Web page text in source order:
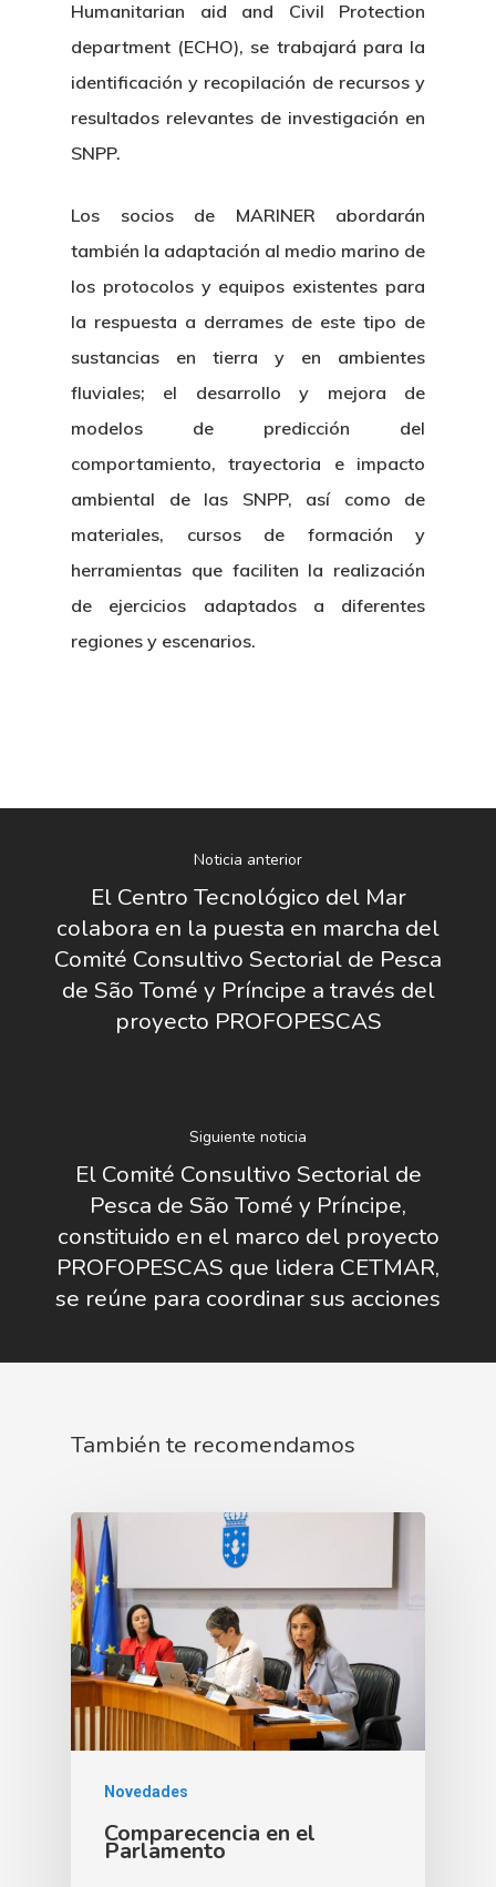
Humanitarian aid and Civil Protection
department (ECHO), se trabajará para la
identificación y recopilación de recursos y
resultados relevantes de investigación en
SNPP.
Los socios de MARINER abordarán
también la adaptación al medio marino de
los protocolos y equipos existentes para
la respuesta a derrames de este tipo de
sustancias en tierra y en ambientes
fluviales; el desarrollo y mejora de
modelos de predicción del
comportamiento, trayectoria e impacto
ambiental de las SNPP, así como de
materiales, cursos de formación y
herramientas que faciliten la realización
de ejercicios adaptados a diferentes
regiones y escenarios.
Noticia anterior
El Centro Tecnológico del Mar
colabora en la puesta en marcha del
Comité Consultivo Sectorial de Pesca
de São Tomé y Príncipe a través del
proyecto PROFOPESCAS
Siguiente noticia
El Comité Consultivo Sectorial de
Pesca de São Tomé y Príncipe,
constituido en el marco del proyecto
PROFOPESCAS que lidera CETMAR,
se reúne para coordinar sus acciones
También te recomendamos
Novedades
Comparecencia en el
Parlamento
Nosotros
Organización
Directorio De Personal
Patronato
Identidad Corporativa
Manual De Identidad
Logo CETMAR
Novedades
Actualidad
Eventos
Proyectos
Publicaciones
Memoria
Centro De
Contratación
Empleo
Licitaciones
Gobierno
Plan De Igualdad